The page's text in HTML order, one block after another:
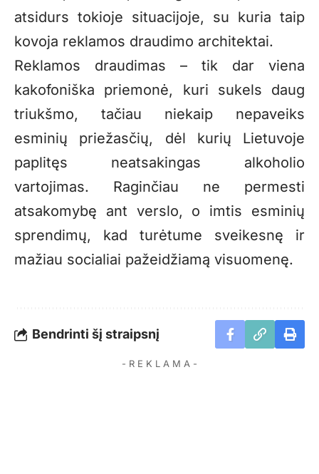
atsidurs tokioje situacijoje, su kuria taip
kovoja reklamos draudimo architektai.
Reklamos draudimas – tik dar viena
kakofoniška priemonė, kuri sukels daug
triukšmo, tačiau niekaip nepaveiks
esminių priežasčių, dėl kurių Lietuvoje
paplitęs neatsakingas alkoholio
vartojimas. Raginčiau ne permesti
atsakomybę ant verslo, o imtis esminių
sprendimų, kad turėtume sveikesnę ir
mažiau socialiai pažeidžiamą visuomenę.
Bendrinti šį straipsnį
- R E K L A M A -